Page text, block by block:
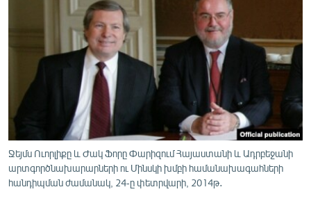
ՏԱՐԱԾԱՇՐՋԱՆ
ՄԻՋԱԶԳԱՅԻՆ
ՄՇԱԿՈՒՅԹ
ՍՊՈՐՏ
ՄԵԿՆԱԲԱՆՈՒԹՅՈՒՆ
ՏՏ ԵՒ ԻՆՏԵՐՆԵՏ
ԿՈՐՈՆԱՎԻՐՈՒՍ
ԱՐԽԻՎ
Ջեյմս Ուորլիքը և Ժակ Ֆորը Փարիզում Հայաստանի և Ադրբեջանի
արտգործնախարարների ու Մինսկի խմբի համանախագահների
հանդիպման ժամանակ, 24-ը փետրվարի, 2014թ․